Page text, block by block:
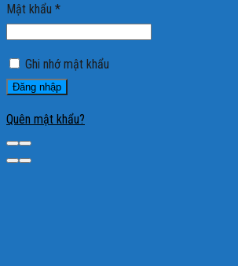
Mật khẩu *
Ghi nhớ mật khẩu
Đăng nhập
Quên mật khẩu?